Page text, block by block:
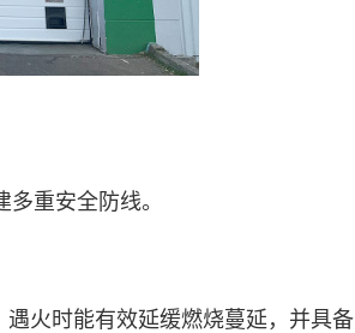
重安全防线。
火时能有效延缓燃烧蔓延，并具备